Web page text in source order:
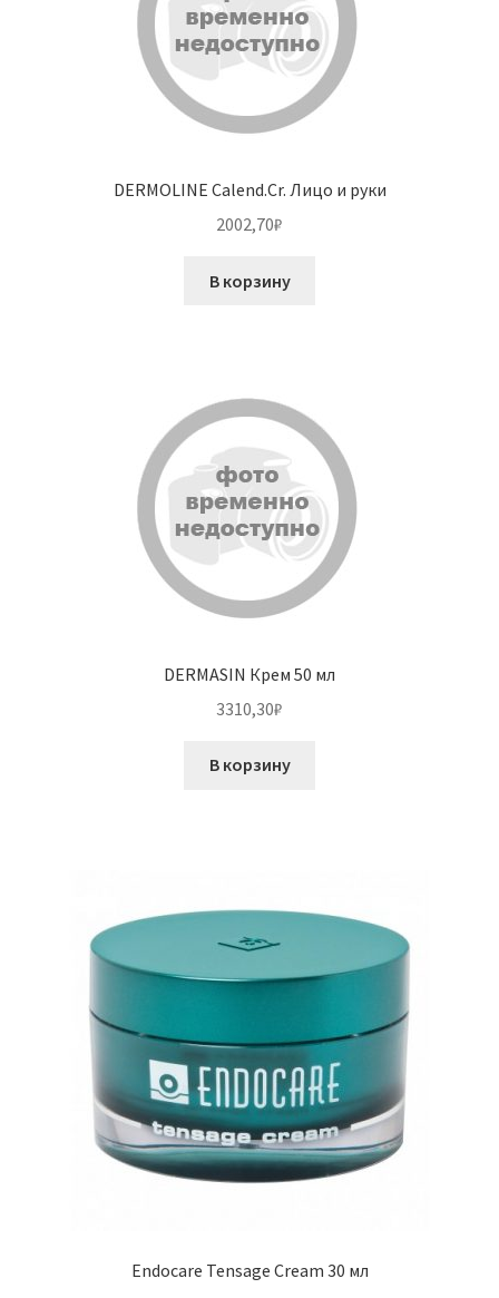
DERMOLINE Calend.Cr. Лицо и руки
2002,70₽
В корзину
DERMASIN Крем 50 мл
3310,30₽
В корзину
Endocare Tensage Cream 30 мл